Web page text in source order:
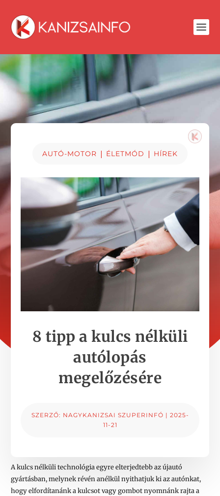
AUTÓ-MOTOR | ÉLETMÓD | HÍREK
8 tipp a kulcs nélküli
autólopás
megelőzésére
SZERZŐ: NAGYKANIZSAI SZUPERINFÓ | 2025-
11-21
A kulcs nélküli technológia egyre elterjedtebb az újautó
gyártásban, melynek révén anélkül nyithatjuk ki az autónkat,
hogy elfordítanánk a kulcsot vagy gombot nyomnánk rajta a